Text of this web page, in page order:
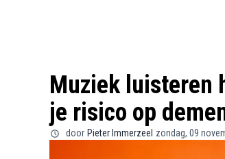
Muziek luisteren
je risico op
door Pieter Immerzeel zondag, 09